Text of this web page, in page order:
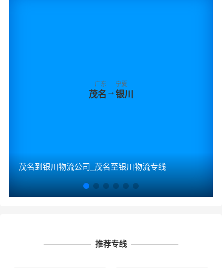
广东
茂名 →
宁夏
银川
茂名到银川物流公司_茂名至银川物流专线
推荐专线